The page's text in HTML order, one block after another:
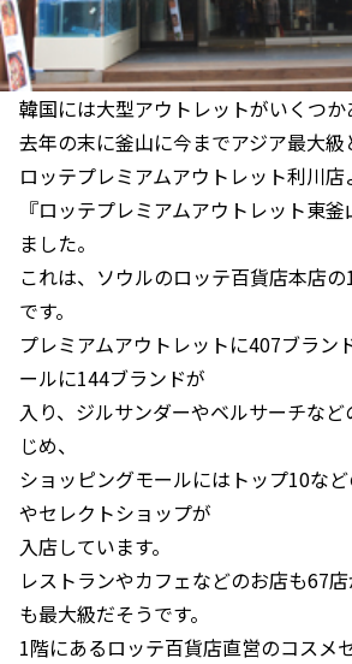
韓国には大型アウトレットがいくつか
去年の末に釜山に今までアジア最大級
ロッテプレミアムアウトレット利川店
『ロッテプレミアムアウトレット東
ました。
これは、ソウルのロッテ百貨店本店
です。
プレミアムアウトレットに407ブラン
ールに144ブランドが
入り、ジルサンダーやベルサーチな
じめ、
ショッピングモールにはトップ10な
やセレクトショップが
入店しています。
レストランやカフェなどのお店も67
も最大級だそうです。
1階にあるロッテ百貨店直営のコスメ